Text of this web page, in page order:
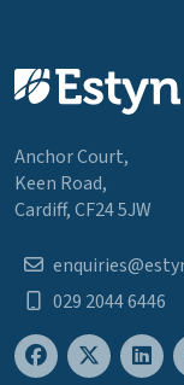
Anchor Court,
Keen Road,
Cardiff, CF24 5JW
029 2044 6446